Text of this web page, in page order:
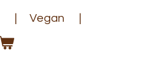
Vegan